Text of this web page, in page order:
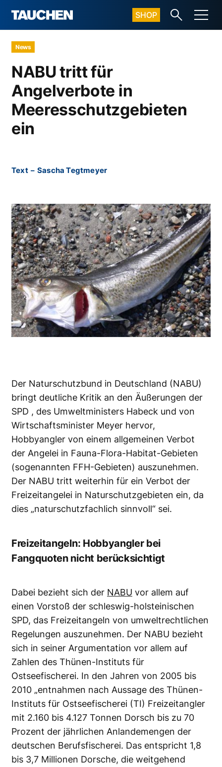
SHOP
News
NABU tritt für
Angelverbote in
Meeresschutzgebieten
ein
Text – Sascha Tegtmeyer
Der Naturschutzbund in Deutschland (NABU)
bringt deutliche Kritik an den Äußerungen der
SPD , des Umweltministers Habeck und von
Wirtschaftsminister Meyer hervor,
Hobbyangler von einem allgemeinen Verbot
der Angelei in Fauna-Flora-Habitat-Gebieten
(sogenannten FFH-Gebieten) auszunehmen.
Der NABU tritt weiterhin für ein Verbot der
Freizeitangelei in Naturschutzgebieten ein, da
dies „naturschutzfachlich sinnvoll“ sei.
Freizeitangeln: Hobbyangler bei
Fangquoten nicht berücksichtigt
Dabei bezieht sich der NABU vor allem auf
einen Vorstoß der schleswig-holsteinischen
SPD, das Freizeitangeln von umweltrechtlichen
Regelungen auszunehmen. Der NABU bezieht
sich in seiner Argumentation vor allem auf
Zahlen des Thünen-Instituts für
Ostseefischerei. In den Jahren von 2005 bis
2010 „entnahmen nach Aussage des Thünen-
Instituts für Ostseefischerei (TI) Freizeitangler
mit 2.160 bis 4.127 Tonnen Dorsch bis zu 70
Prozent der jährlichen Anlandemengen der
deutschen Berufsfischerei. Das entspricht 1,8
bis 3,7 Millionen Dorsche, die weitgehend